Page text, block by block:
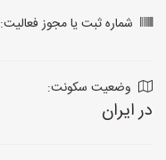
شماره ثبت یا مجوز فعالیت:
وضعیت سکونت:
در ایران